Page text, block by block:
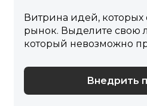
Витрина идей,
рынок. Выделите свою
который невозможно
Внедрить